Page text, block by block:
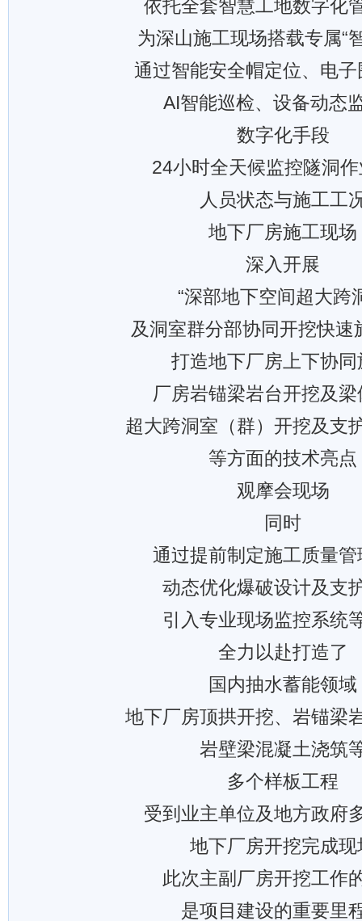
依托全套智慧工地数字化
为深山施工现场搭载专属“
通过智能安全帽定位、电
AI智能巡检、设备动态
数字化手段
24小时全天候监控隧洞
人员状态与施工工
地下厂房施工现场
深入开展
“深部地下空间超大跨
及洞室群分部协同开挖快速
打造地下厂房上下协同
厂房岩锚梁岩台开挖及
超大跨洞室（群）开挖及支
等方面的技术亮点
观摩会现场
同时
通过提前制定施工质量管
动态优化爆破设计及支
引入专业现场监控系统
全力以赴打造了
国内抽水蓄能领域
地下厂房顶拱开挖、岩锚梁
岩壁梁混凝土浇筑
多个样板工程
受到业主单位及地方政府
地下厂房开挖完成现
此次主副厂房开挖工作
是项目建设的重要里